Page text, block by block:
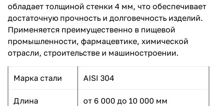
обладает толщиной стенки 4 мм, что обеспечивает
достаточную прочность и долговечность изделий.
Применяется преимущественно в пищевой
промышленности, фармацевтике, химической
отрасли, строительстве и машиностроении.
Марка стали AISI 304
Длина от 6 000 до 10 000 мм